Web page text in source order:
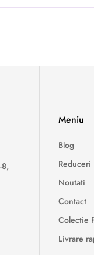
Meniu
Blog
Reduceri
Noutati
Contact
Colectie
Livrare